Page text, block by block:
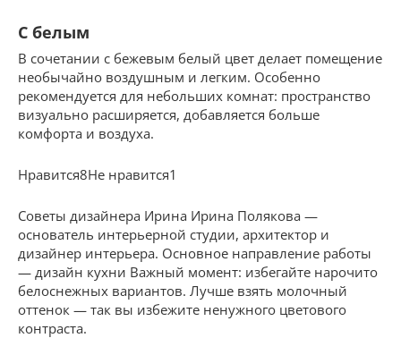
С белым
В сочетании с бежевым белый цвет делает помещение
необычайно воздушным и легким. Особенно
рекомендуется для небольших комнат: пространство
визуально расширяется, добавляется больше
комфорта и воздуха.
Нравится8Не нравится1
Советы дизайнера Ирина Ирина Полякова —
основатель интерьерной студии, архитектор и
дизайнер интерьера. Основное направление работы
— дизайн кухни Важный момент: избегайте нарочито
белоснежных вариантов. Лучше взять молочный
оттенок — так вы избежите ненужного цветового
контраста.